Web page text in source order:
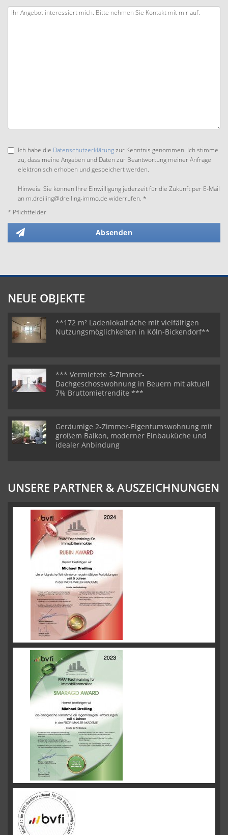
Ich habe die Datenschutzerklärungzur Kenntnis genommen. Ich stimme
zu, dass meine Angaben und Daten zur Beantwortung meiner Anfrage
elektronisch erhoben und gespeichert werden.
Hinweis: Sie können Ihre Einwilligung jederzeit für die Zukunft per E-Mail
an m.dreiling@dreiling-immo.de widerrufen. *
* Pflichtfelder
Absenden
NEUE OBJEKTE
**172 m² Ladenlokalfläche mit vielfältigen
Nutzungsmöglichkeiten in Köln-Bickendorf**
*** Vermietete 3-Zimmer-
Dachgeschosswohnung in Beuern mit aktuell
7% Bruttomietrendite ***
Geräumige 2-Zimmer-Eigentumswohnung mit
großem Balkon, moderner Einbauküche und
idealer Anbindung
UNSERE PARTNER & AUSZEICHNUNGEN